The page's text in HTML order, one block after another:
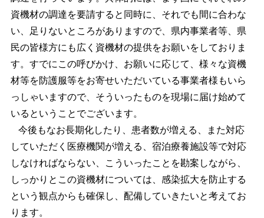
資機材の調達を要請すると同時に、それでも間に合わな
い、足りないところがありますので、県内事業者等、県
民の皆様方にも広く資機材の提供をお願いをしておりま
す。すでにこの呼びかけ、お願いに応じて、様々な資機
材等を防護服等をお寄せいただいている事業者様もいら
っしゃいますので、そういったものを現場に届け始めて
いるということでございます。
今後もなお長期化したり、患者数が増える、また対応
していただく医療機関が増える、宿泊療養施設等で対応
しなければならない、こういったことを勘案しながら、
しっかりとこの資機材については、感染拡大を防止する
という観点からも確保し、配備していきたいと考えてお
ります。